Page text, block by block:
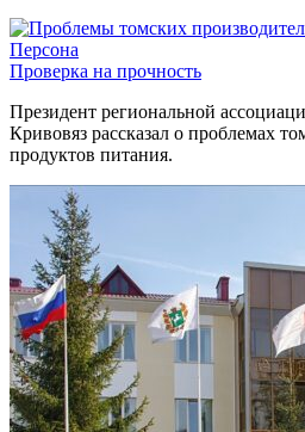
Персона
Проверка на прочность
Президент региональной
Кривовяз рассказал о проблемах
продуктов питания.